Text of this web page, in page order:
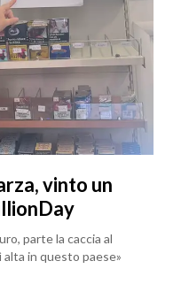
vinto un
parte la caccia al
in questo paese»